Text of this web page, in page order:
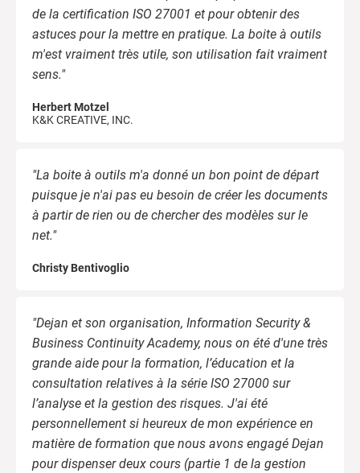
de la certification ISO 27001 et pour obtenir des
astuces pour la mettre en pratique. La boite à outils
m'est vraiment très utile, son utilisation fait vraiment
sens."
Herbert Motzel
K&K CREATIVE, INC.
"La boite à outils m'a donné un bon point de départ
puisque je n'ai pas eu besoin de créer les documents
à partir de rien ou de chercher des modèles sur le
net."
Christy Bentivoglio
"Dejan et son organisation, Information Security &
Business Continuity Academy, nous on été d'une très
grande aide pour la formation, l’éducation et la
consultation relatives à la série ISO 27000 sur
l’analyse et la gestion des risques. J'ai été
personnellement si heureux de mon expérience en
matière de formation que nous avons engagé Dejan
pour dispenser deux cours (partie 1 de la gestion